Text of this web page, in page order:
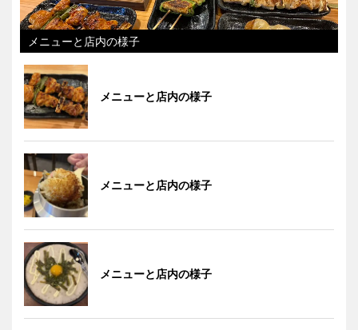
メニューと店内の様子
メニューと店内の様子
メニューと店内の様子
メニューと店内の様子